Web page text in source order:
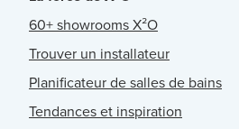
60+ showrooms X²O
Trouver un installateur
Planificateur de salles de bains
Tendances et inspiration